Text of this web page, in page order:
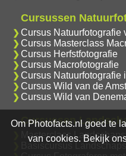
Cursussen
Cursus Natuurfotografie
Cursus Masterclass
Cursus Herfstfotografie
Cursus Macrofotografie
Cursus Natuurfotografie
Cursus Wild van de
Cursus Wild van
Cursussen
Masterclass
Basiscursus
Om Photofacts.nl goed te
van cookies. Bekijk